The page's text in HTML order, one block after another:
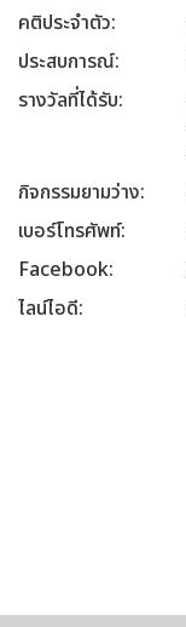
คติประจำตัว
ประสบการณ์
รางวัลที่ได้รับ
กิจกรรมยามว่าง
เบอร์โทรศัพท์
Facebook
ไลน์ไอดี